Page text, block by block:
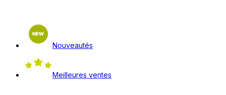
Nouveautés
Meilleures ventes